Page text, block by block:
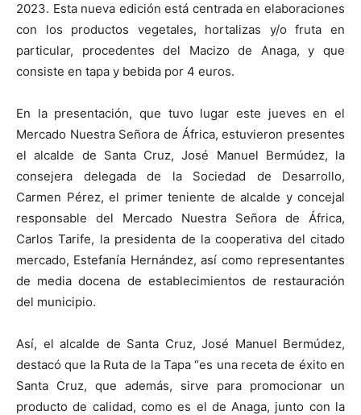
2023. Esta nueva edición está centrada en elaboraciones
con los productos vegetales, hortalizas y/o fruta en
particular, procedentes del Macizo de Anaga, y que
consiste en tapa y bebida por 4 euros.
En la presentación, que tuvo lugar este jueves en el
Mercado Nuestra Señora de África, estuvieron presentes
el alcalde de Santa Cruz, José Manuel Bermúdez, la
consejera delegada de la Sociedad de Desarrollo,
Carmen Pérez, el primer teniente de alcalde y concejal
responsable del Mercado Nuestra Señora de África,
Carlos Tarife, la presidenta de la cooperativa del citado
mercado, Estefanía Hernández, así como representantes
de media docena de establecimientos de restauración
del municipio.
Así, el alcalde de Santa Cruz, José Manuel Bermúdez,
destacó que la Ruta de la Tapa “es una receta de éxito en
Santa Cruz, que además, sirve para promocionar un
producto de calidad, como es el de Anaga, junto con la